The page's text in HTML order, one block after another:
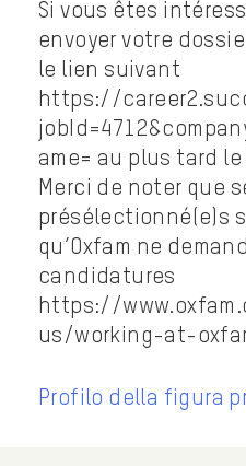
Si vous êtes
envoyer votre
le lien suivant
https://
ame= au plus tard le
Merci de noter que
présélectionné(e)s
qu’Oxfam ne
candidatures
https://
us/working-at-
Profilo della figura